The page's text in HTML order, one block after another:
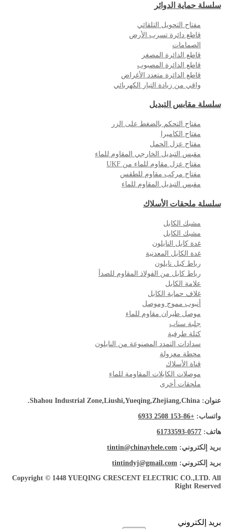
سلسلة حماية الدوائر
مفتاح التحويل التلقائي
قاطع دائرة تسرب الأرض
الصمامات
قاطع الدائرة المصغر
قاطع الدائرة المصبوب
قاطع الدائرة متعدد الأغراض
واقي من زيادة التيار الكهربائي
سلسلة مقابس التبديل
مفتاح التحكم بالضغط على الزر
مفتاح الكاميرا
مفتاح عزل الحمل
مقبس التبديل الخارجي المقاوم للماء
مفتاح عزل مقاوم للماء من UKF
مفتاح مركب مقاوم للطقس
مقبس التبديل المقاوم للماء
سلسلة ملحقات الأسلاك
مشبك الكابل
مشبك الكابل
غدة كابل النايلون
غدة الكابل المعدنية
رباط كبل نايلون
رباط كابل من الفولاذ المقاوم للصدأ
علامة الكابل
غلاف حماية الكابل
أنبوب مموج وموصل
موصل طيران مقاوم للماء
جلبة سناب
كتلة طرفية
سدادات التمدد المصنوعة من النايلون
محطة معزولة
قناة الأسلاك
موصلات الكابلات المقاومة للماء
ملحقات أخرى
عنوان: Shahou Industrial Zone,Liushi,Yueqing,Zhejiang,China.
واتساب: +86-153 2508 6933
هاتف: 0577-61733593
بريد إلكتروني: tintin@chinayhele.com
بريد إلكتروني: tintindyj@gmail.com
Copyright © 1448 YUEQING CRESCENT ELECTRIC CO.,LTD. All
Right Reserved
بريد إلكتروني